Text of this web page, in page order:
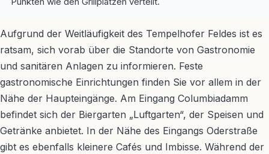
Aufgrund der Weitläufigkeit des Tempelhofer Feldes ist es
ratsam, sich vorab über die Standorte von Gastronomie
und sanitären Anlagen zu informieren. Feste
gastronomische Einrichtungen finden Sie vor allem in der
Nähe der Haupteingänge. Am Eingang Columbiadamm
befindet sich der Biergarten „Luftgarten“, der Speisen und
Getränke anbietet. In der Nähe des Eingangs Oderstraße
gibt es ebenfalls kleinere Cafés und Imbisse. Während der